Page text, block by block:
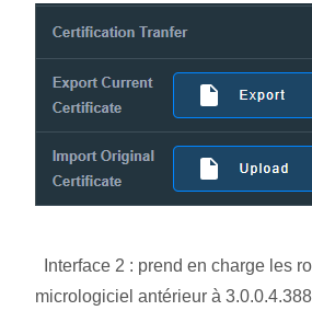
Interface 2 : prend en charge les
micrologiciel antérieur à